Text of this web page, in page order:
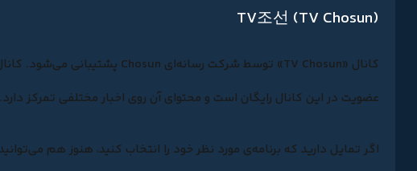
TV조선 (TV Chosun)
عضویت در این کانال رایگان است و محتوای آن روی اخبار مختلفی تمرکز دارد.